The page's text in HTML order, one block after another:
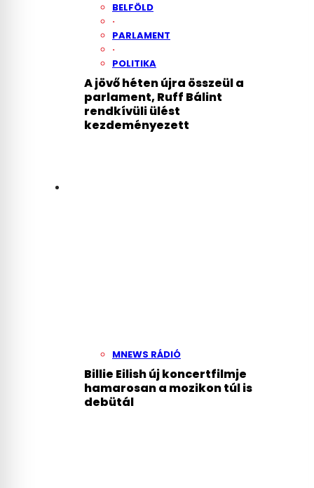
BELFÖLD
·
PARLAMENT
·
POLITIKA
A jövő héten újra összeül a
parlament, Ruff Bálint
rendkívüli ülést
kezdeményezett
MNEWS RÁDIÓ
Billie Eilish új koncertfilmje
hamarosan a mozikon túl is
debütál